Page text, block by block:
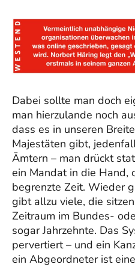
Dabei sollte man doch
man hierzulande noch
dass es in unseren
Majestäten gibt,
Ämtern – man drückt
ein Mandat in die Hand,
begrenzte Zeit. Wieder
gibt allzu viele, die
Zeitraum im Bundes-
sogar Jahrzehnte. Das
pervertiert – und ein
ein Abgeordneter ist